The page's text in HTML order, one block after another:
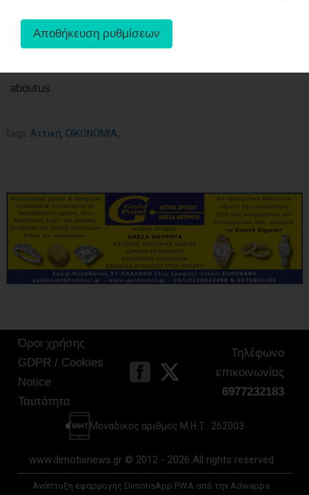
aboutus
Tags: Αττική, ΟΙΚΟΝΟΜΙΑ,
Όροι χρήσης
GDPR / Cookies
Notice
Ταυτότητα
Τηλέφωνο
επικοινωνίας
6977232183
Μοναδικός αριθμός Μ.Η.Τ.: 262003
www.dimotisnews.gr © 2012 - 2026 All rights reserved
Ανάπτυξη εφαρμογής DimotisApp PWA από την Adwapps